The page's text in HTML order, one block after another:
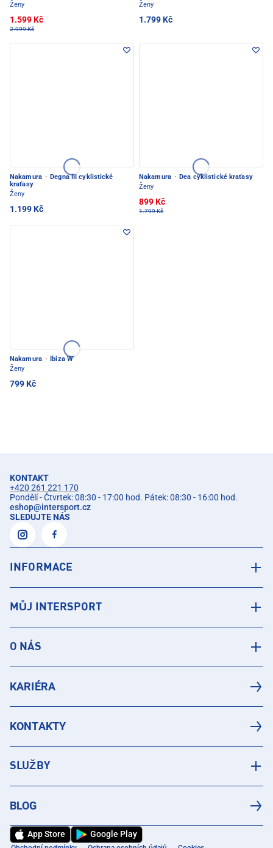
Ženy
1.599 Kč
2.999 Kč
Ženy
1.799 Kč
Nakamura · Degna III cyklistické
kraťasy
Ženy
1.199 Kč
Nakamura · Dea cyklistické kraťasy
Ženy
899 Kč
1.799 Kč
Nakamura ·
Ibiza W
Ženy
799 Kč
KONTAKT
+420 261 221 170
Pondělí - Čtvrtek: 08:30 - 17:00 hod. Pátek: 08:30 - 16:00 hod.
eshop@intersport.cz
SLEDUJTE NÁS
INFORMACE
MŮJ INTERSPORT
O NÁS
KARIÉRA
KONTAKTY
SLUŽBY
BLOG
App Store Google Play